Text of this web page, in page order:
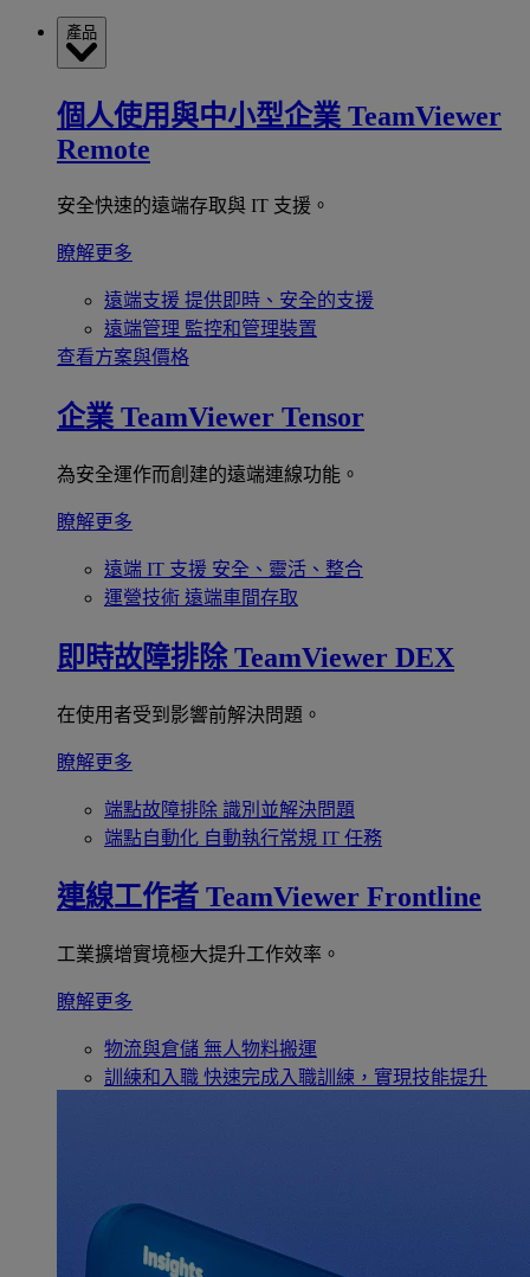
產品
個人使用與中小型企業 TeamViewer
Remote
安全快速的遠端存取與 IT 支援。
瞭解更多
遠端支援 提供即時、安全的支援
遠端管理 監控和管理裝置
查看方案與價格
企業 TeamViewer Tensor
為安全運作而創建的遠端連線功能。
瞭解更多
遠端 IT 支援 安全、靈活、整合
運營技術 遠端車間存取
即時故障排除 TeamViewer DEX
在使用者受到影響前解決問題。
瞭解更多
端點故障排除 識別並解決問題
端點自動化 自動執行常規 IT 任務
連線工作者 TeamViewer Frontline
工業擴增實境極大提升工作效率。
瞭解更多
物流與倉儲 無人物料搬運
訓練和入職 快速完成入職訓練，實現技能提升